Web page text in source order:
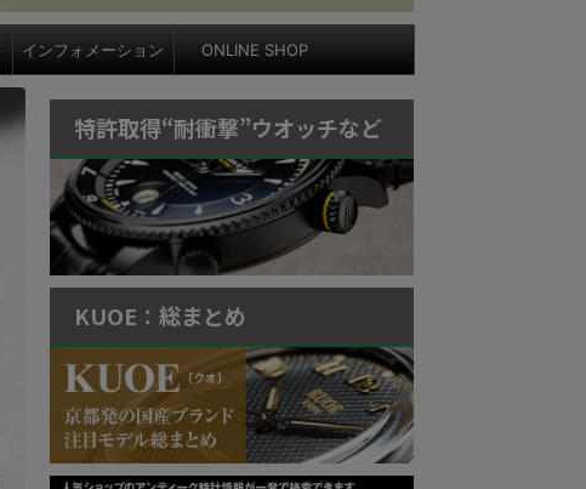
インフォメーション ONLINE SHOP
特許取得“耐衝撃”ウオッチなど
KUOE：総まとめ